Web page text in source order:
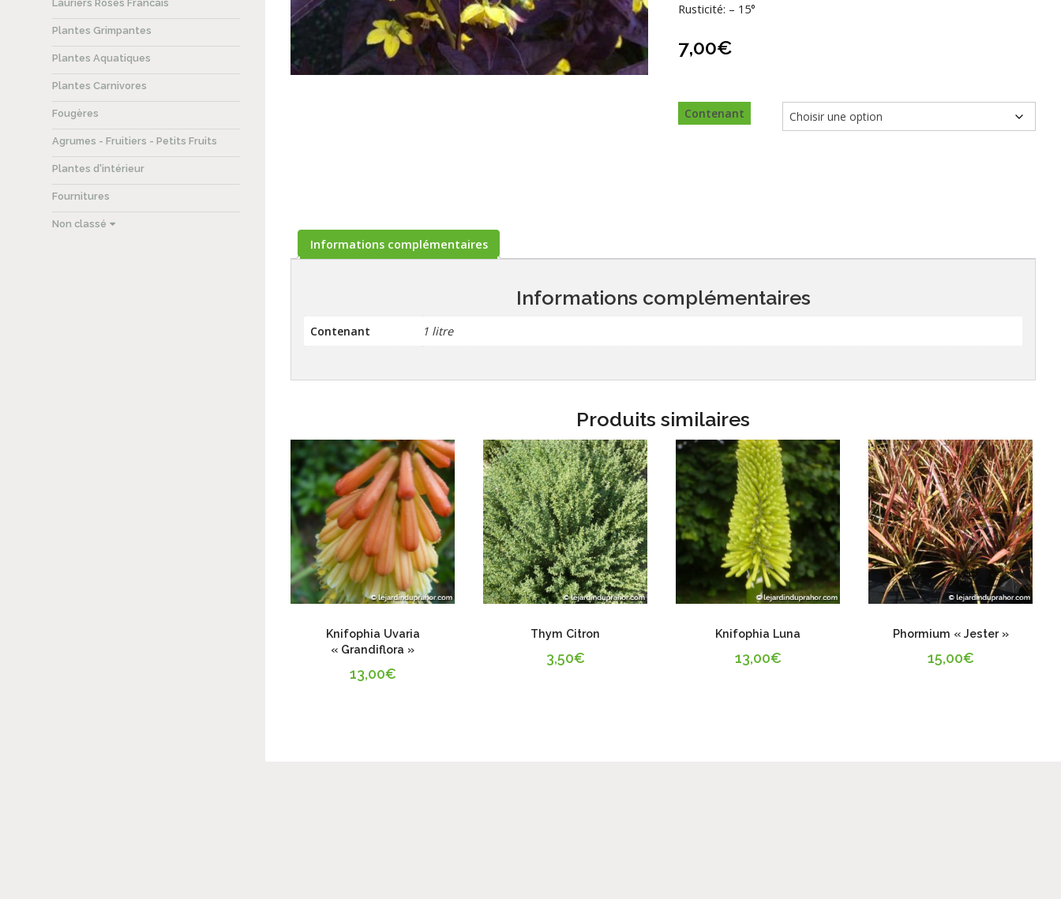
Lauriers Roses Francais
Plantes Grimpantes
Plantes Aquatiques
Plantes Carnivores
Fougères
Agrumes - Fruitiers - Petits Fruits
Plantes d'intérieur
Fournitures
Non classé
Rusticité: – 15°
7,00€
Contenant
Informations complémentaires
Informations complémentaires
Contenant 1 litre
Produits similaires
Knifophia Uvaria
« Grandiflora »
13,00€
Thym Citron
3,50€
Knifophia Luna
13,00€
Phormium « Jester »
15,00€